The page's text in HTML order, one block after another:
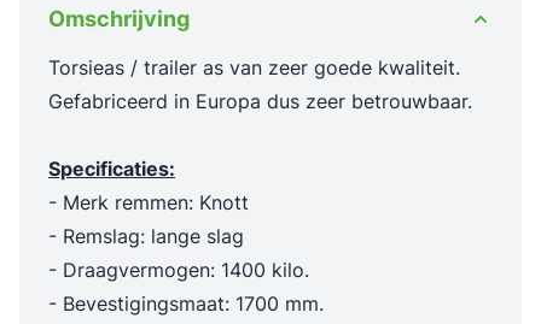
Omschrijving
Torsieas / trailer as van zeer goede kwaliteit.
Gefabriceerd in Europa dus zeer betrouwbaar.
Specificaties:
- Merk remmen: Knott
- Remslag: lange slag
- Draagvermogen: 1400 kilo.
- Bevestigingsmaat: 1700 mm.